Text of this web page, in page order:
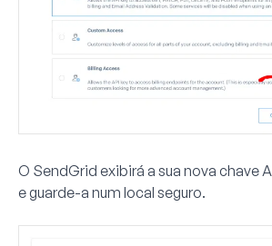
O SendGrid exibirá a sua nova chave
e guarde-a num local seguro.